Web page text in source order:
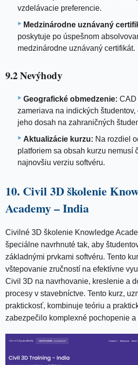
vzdelávacie preferencie.
Medzinárodne uznávaný
poskytuje po úspešnom
medzinárodne uznávaný certifikát.
9.2 Nevýhody
Geografické obmedzenie: CAD
zameriava na indických
jeho dosah na zahraničných
Aktualizácie kurzu: Na rozdiel
platforiem sa obsah kurzu nemusí
najnovšiu verziu softvéru.
10. Civil 3D školenie
Academy – India
Civilné 3D školenie Knowledge
špeciálne navrhnuté tak, aby
základnými prvkami softvéru. Tento
vštepovanie zručností na efektívne
Civil 3D na navrhovanie, kreslenie a
procesy v stavebníctve. Tento kurz,
praktickosť, kombinuje teóriu a
zabezpečilo komplexné pochopenie